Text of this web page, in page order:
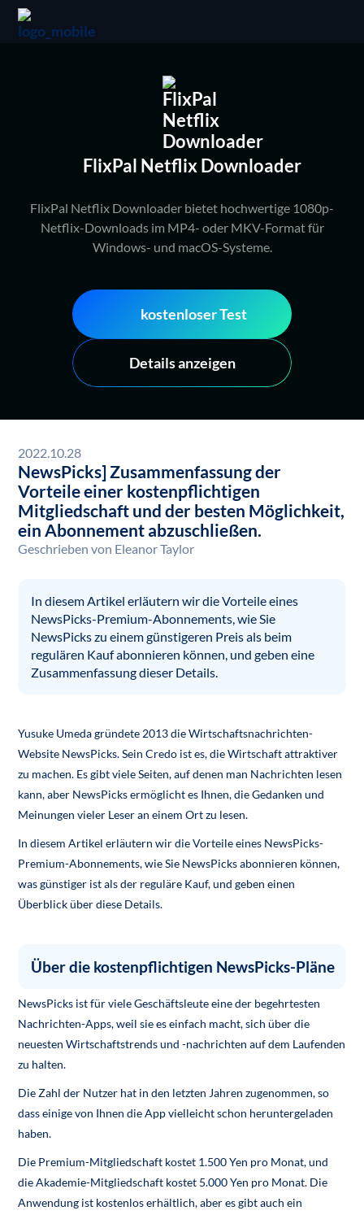
FlixPal Netflix Downloader
FlixPal Netflix Downloader bietet hochwertige 1080p-
Netflix-Downloads im MP4- oder MKV-Format für
Windows- und macOS-Systeme.
kostenloser Test
Details anzeigen
2022.10.28
NewsPicks] Zusammenfassung der
Vorteile einer kostenpflichtigen
Mitgliedschaft und der besten Möglichkeit,
ein Abonnement abzuschließen.
Geschrieben von Eleanor Taylor
In diesem Artikel erläutern wir die Vorteile eines
NewsPicks-Premium-Abonnements, wie Sie
NewsPicks zu einem günstigeren Preis als beim
regulären Kauf abonnieren können, und geben eine
Zusammenfassung dieser Details.
Yusuke Umeda gründete 2013 die Wirtschaftsnachrichten-
Website NewsPicks. Sein Credo ist es, die Wirtschaft attraktiver
zu machen. Es gibt viele Seiten, auf denen man Nachrichten lesen
kann, aber NewsPicks ermöglicht es Ihnen, die Gedanken und
Meinungen vieler Leser an einem Ort zu lesen.
In diesem Artikel erläutern wir die Vorteile eines NewsPicks-
Premium-Abonnements, wie Sie NewsPicks abonnieren können,
was günstiger ist als der reguläre Kauf, und geben einen
Überblick über diese Details.
Über die kostenpflichtigen NewsPicks-Pläne
NewsPicks ist für viele Geschäftsleute eine der begehrtesten
Nachrichten-Apps, weil sie es einfach macht, sich über die
neuesten Wirtschaftstrends und -nachrichten auf dem Laufenden
zu halten.
Die Zahl der Nutzer hat in den letzten Jahren zugenommen, so
dass einige von Ihnen die App vielleicht schon heruntergeladen
haben.
Die Premium-Mitgliedschaft kostet 1.500 Yen pro Monat, und
die Akademie-Mitgliedschaft kostet 5.000 Yen pro Monat. Die
Anwendung ist kostenlos erhältlich, aber es gibt auch ein